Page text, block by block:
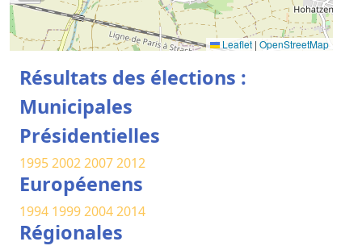
Leaflet | OpenStreetMap
Résultats des élections :
Municipales
Présidentielles
1995200220072012
Européenens
1994 199920042014
Régionales